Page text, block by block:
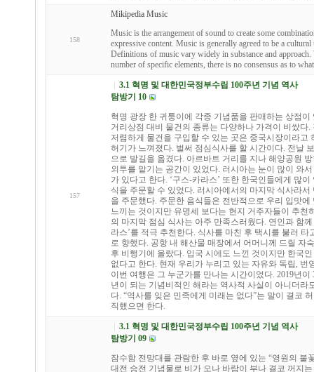
158
Mikipedia Music
Music is the arrangement of sound to create some
expressive content. Music is generally agreed to be a
Definitions of music vary widely in substance and
number of specific elements, there is no consensus as to
157
3.1 혁명 및 대한민국정부수립 100주년 기념 역사
탐방기 10
혁명 광장 한 귀퉁이에 각종 기념품을 판매하는 상점
거리상점 대비 물건의 종류는 다양하나 가격이 비쌌
저렴하게 물건을 구입할 수 있는 곳은 중국시장이라
허기가 느껴졌다. 벌써 점심식사를 할 시간이다. 전날
으로 발길을 옮겼다. 아르바트 거리를 지나 해양공원
외투를 맡기는 공간이 있었다. 러시아는 눈이 많이 와
가 있다고 한다. ‘구스-카라스’ 또한 한국인들에게 많
식을 주문할 수 있었다. 러시아에서의 마지막 식사라
을 주문했다. 주문한 음식들은 전반적으로 우리 입맛
느끼는 것이지만 유명세 보다는 현지 거주자들이 추
의 마지막 점심 식사는 아주 만족스러웠다. 연인과 함
라스’를 적극 추천한다. 식사를 마친 후 택시를 불러
로 향했다. 공항 내 해산물 매장에서 어머니께 드릴 자
후 비행기에 올랐다. 입국 시에도 느낀 것이지만 한국
없다고 한다. 현재 우리가 누리고 있는 자유와 독립,
이번 여행은 그 누군가를 만나는 시간이었다. 2019년
년이 되는 기념비적인 해라는 역사적 사실이 아니더
다. “역사를 잊은 민족에게 미래는 없다”는 말이 결코
직했으면 한다.
3.1 혁명 및 대한민국정부수립 100주년 기념 역사
탐방기 09
잠수함 전망대를 관람한 후 바로 옆에 있는 “영원의 불
대전 승전 기념물로 비가 오나 바람이 부나 결코 꺼지